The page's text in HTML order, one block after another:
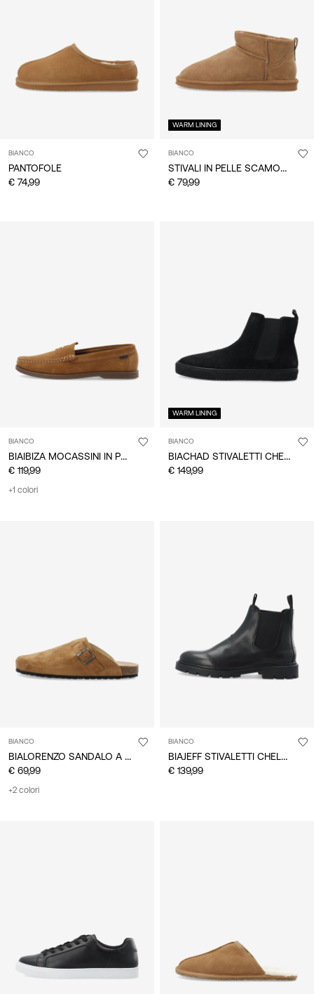
BIANCO
PANTOFOLE
€ 74,99
WARM LINING
BIANCO
STIVALI IN PELLE SCAMOSCIATA
€ 79,99
BIANCO
BIAIBIZA MOCASSINI IN PELLE SCAMOSCIATA
€ 119,99
+1 colori
WARM LINING
BIANCO
BIACHAD STIVALETTI CHELSEA
€ 149,99
BIANCO
BIALORENZO SANDALO A CIABATTA
€ 69,99
+2 colori
BIANCO
BIAJEFF STIVALETTI CHELSEA
€ 139,99